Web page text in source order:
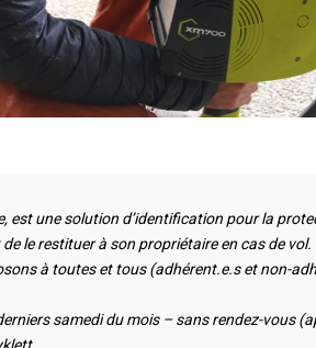
est une solution d’identification pour la
le restituer à son propriétaire en cas de vol.
à toutes et tous (adhérent.e.s et non-
samedi du mois – sans rendez-vous